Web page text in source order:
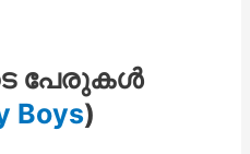
പേരുകൾ
Boys)